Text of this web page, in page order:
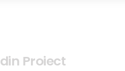
din Proiect